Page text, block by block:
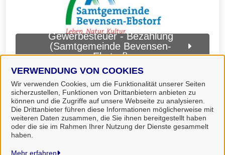
VERWENDUNG VON COOKIES
Wir verwenden Cookies, um die Funktionalität unserer Seiten
sicherzustellen, Funktionen von Drittanbietern anbieten zu
können und die Zugriffe auf unsere Webseite zu analysieren.
Die Drittanbieter führen diese Informationen möglicherweise mit
weiteren Daten zusammen, die Sie ihnen bereitgestellt haben
oder die sie im Rahmen Ihrer Nutzung der Dienste gesammelt
haben.
Mehr erfahren
Gewerbesteuer - Bezahlung
(Samtgemeinde Bevensen-
Ebstorf)